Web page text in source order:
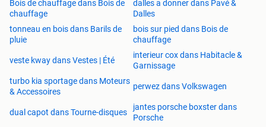
Bois de chauffage dans Bois de
chauffage
dalles a donner dans Pavé &
Dalles
tonneau en bois dans Barils de
pluie
bois sur pied dans Bois de
chauffage
veste kway dans Vestes | Été
interieur cox dans Habitacle &
Garnissage
turbo kia sportage dans Moteurs
& Accessoires
perwez dans Volkswagen
dual capot dans Tourne-disques
jantes porsche boxster dans
Porsche